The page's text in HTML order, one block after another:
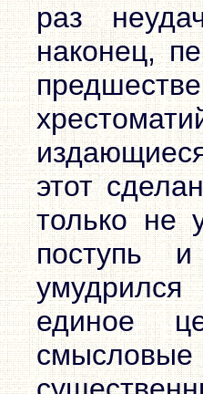
раз
наконец,
этот
только не
поступь
единое